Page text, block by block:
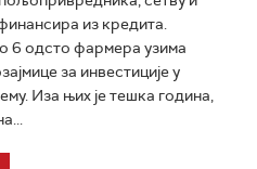
из кредита.
6 одсто фармера узима
за инвестиције у
Иза њих је тешка година,